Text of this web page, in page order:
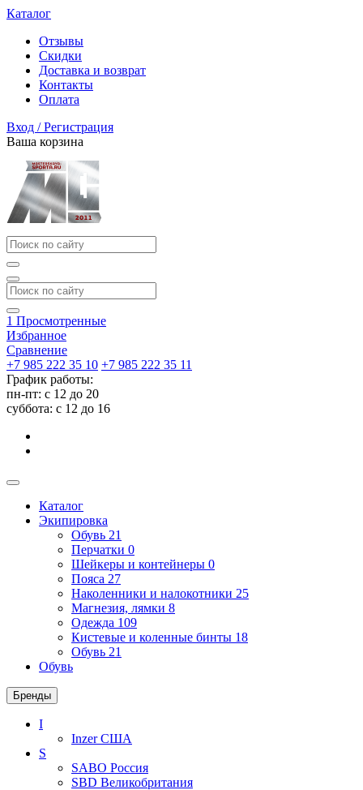
Каталог
Отзывы
Скидки
Доставка и возврат
Контакты
Оплата
Вход / Регистрация
Ваша корзина
1 Просмотренные
Избранное
Сравнение
+7 985 222 35 10 +7 985 222 35 11
График работы:
пн-пт: с 12 до 20
суббота: c 12 до 16
Каталог
Экипировка
Обувь 21
Перчатки 0
Шейкеры и контейнеры 0
Пояса 27
Наколенники и налокотники 25
Магнезия, лямки 8
Одежда 109
Кистевые и коленные бинты 18
Обувь 21
Обувь
Бренды
I
InzerСША
S
SABO Россия
SBD Великобритания